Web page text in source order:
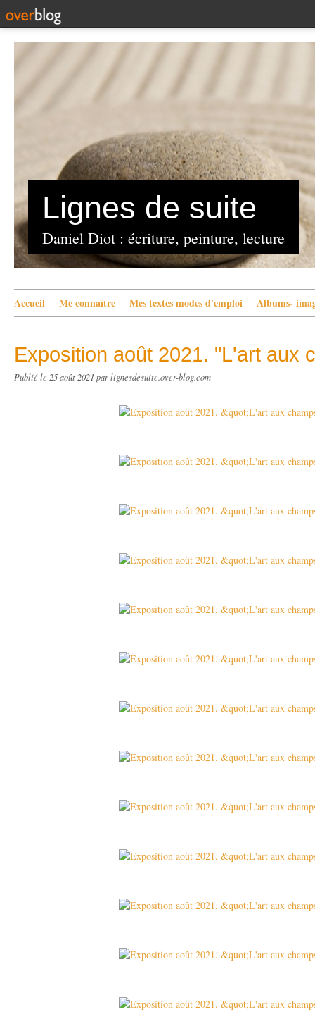
Lignes de suite
Daniel Diot : écriture, peinture, lecture
Accueil Me connaître Mes textes modes d'emploi Albums-
Exposition août 2021. "L'art aux
Publié le 25 août 2021 par lignesdesuite.over-blog.com